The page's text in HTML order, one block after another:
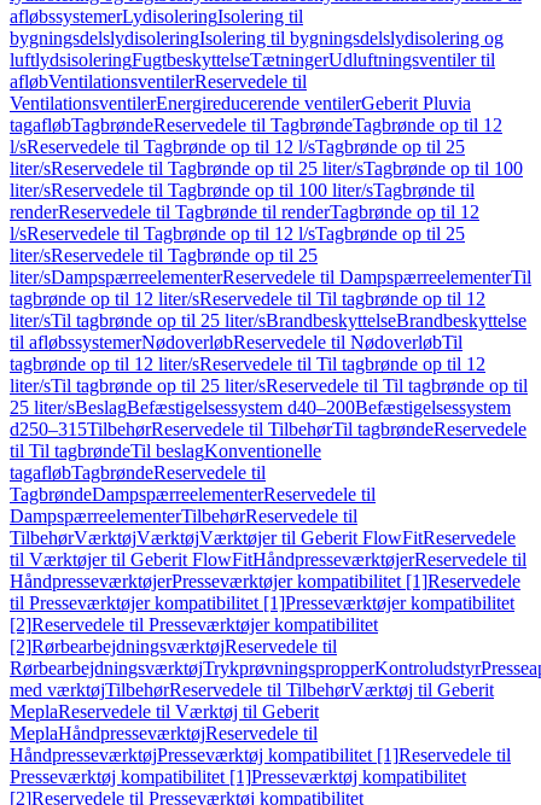
afløbssystemerLydisoleringIsolering til
bygningsdelslydisoleringIsolering til bygningsdelslydisolering og
luftlydsisoleringFugtbeskyttelseTætningerUdluftningsventiler til
afløbVentilationsventilerReservedele til
VentilationsventilerEnergireducerende ventilerGeberit Pluvia
tagafløbTagbrøndeReservedele til TagbrøndeTagbrønde op til 12
l/sReservedele til Tagbrønde op til 12 l/sTagbrønde op til 25
liter/sReservedele til Tagbrønde op til 25 liter/sTagbrønde op til 100
liter/sReservedele til Tagbrønde op til 100 liter/sTagbrønde til
renderReservedele til Tagbrønde til renderTagbrønde op til 12
l/sReservedele til Tagbrønde op til 12 l/sTagbrønde op til 25
liter/sReservedele til Tagbrønde op til 25
liter/sDampspærreelementerReservedele til DampspærreelementerTil
tagbrønde op til 12 liter/sReservedele til Til tagbrønde op til 12
liter/sTil tagbrønde op til 25 liter/sBrandbeskyttelseBrandbeskyttelse
til afløbssystemerNødoverløbReservedele til NødoverløbTil
tagbrønde op til 12 liter/sReservedele til Til tagbrønde op til 12
liter/sTil tagbrønde op til 25 liter/sReservedele til Til tagbrønde op til
25 liter/sBeslagBefæstigelsessystem d40–200Befæstigelsessystem
d250–315TilbehørReservedele til TilbehørTil tagbrøndeReservedele
til Til tagbrøndeTil beslagKonventionelle
tagafløbTagbrøndeReservedele til
TagbrøndeDampspærreelementerReservedele til
DampspærreelementerTilbehørReservedele til
TilbehørVærktøjVærktøjVærktøjer til Geberit FlowFitReservedele
til Værktøjer til Geberit FlowFitHåndpresseværktøjerReservedele til
HåndpresseværktøjerPresseværktøjer kompatibilitet [1]Reservedele
til Presseværktøjer kompatibilitet [1]Presseværktøjer kompatibilitet
[2]Reservedele til Presseværktøjer kompatibilitet
[2]RørbearbejdningsværktøjReservedele til
RørbearbejdningsværktøjTrykprøvningspropperKontroludstyr
med værktøjTilbehørReservedele til TilbehørVærktøj til Geberit
MeplaReservedele til Værktøj til Geberit
MeplaHåndpresseværktøjReservedele til
HåndpresseværktøjPresseværktøj kompatibilitet [1]Reservedele til
Presseværktøj kompatibilitet [1]Presseværktøj kompatibilitet
[2]Reservedele til Presseværktøj kompatibilitet